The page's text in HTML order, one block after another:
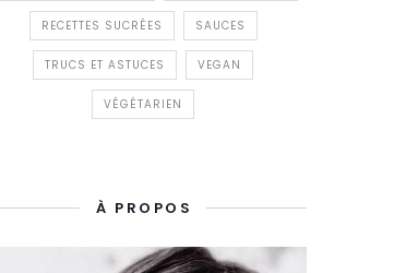
RECETTES SUCRÉES SAUCES
TRUCS ET ASTUCES VEGAN
VÉGÉTARIEN
À PROPOS